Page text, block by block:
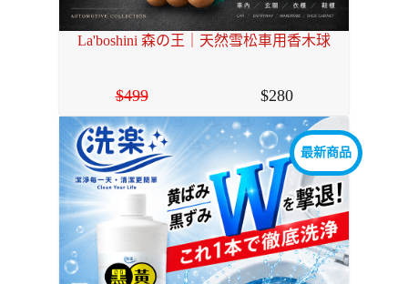
La'boshini 森の王｜天然雪松車用香木球
499 280
最新商品